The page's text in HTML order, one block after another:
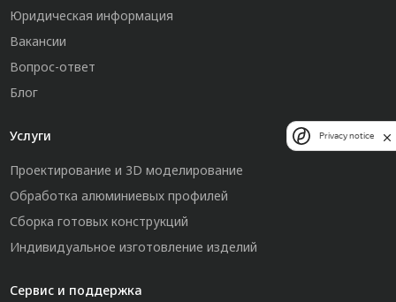
Юридическая информация
Вакансии
Вопрос-ответ
Блог
Услуги
Проектирование и 3D моделирование
Обработка алюминиевых профилей
Сборка готовых конструкций
Индивидуальное изготовление изделий
Сервис и поддержка
Privacy notice